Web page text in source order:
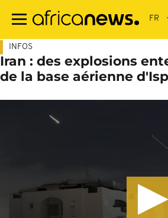
contenu
INFOS
Iran : des explosions
de la base aérienne